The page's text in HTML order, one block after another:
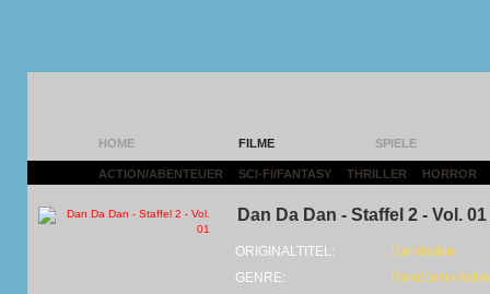
HOME FILME SPIELE
ACTION/ABENTEUER SCI-FI/FANTASY THRILLER HORROR
Dan Da Dan - Staffel 2 - Vol. 01
ORIGINALTITEL:
Dandadan
GENRE:
RomCom •